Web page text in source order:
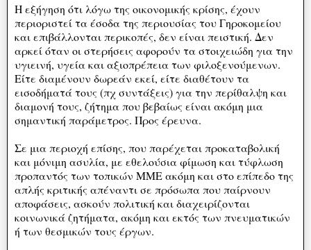
Η εξήγηση ότι λόγω της οικονομικής κρίσης, έχουν
περιοριστεί τα έσοδα της περιουσίας του Γηροκομείου
και επιβάλλονται περικοπές, δεν είναι πειστική. Δεν
αρκεί όταν οι στερήσεις αφορούν τα στοιχειώδη για την
υγιεινή, υγεία και αξιοπρέπεια των φιλοξενούμενων.
Είτε διαμένουν δωρεάν εκεί, είτε διαθέτουν τα
εισοδήματά τους (πχ συντάξεις) για την περίθαλψη και
διαμονή τους, ζήτημα που βεβαίως είναι ακόμη μια
σημαντική παράμετρος. Προς έρευνα.
Σε μια περιοχή επίσης, που παρέχεται προκαταβολική
και μόνιμη ασυλία, με εθελούσια φίμωση και τύφλωση
προπαντός των τοπικών ΜΜΕ ακόμη και στο επίπεδο της
απλής κριτικής απέναντι σε πρόσωπα που παίρνουν
αποφάσεις, ασκούν πολιτική και διαχειρίζονται
κοινωνικά ζητήματα, ακόμη και εκτός των πνευματικών
ή των θεσμικών τους έργων.